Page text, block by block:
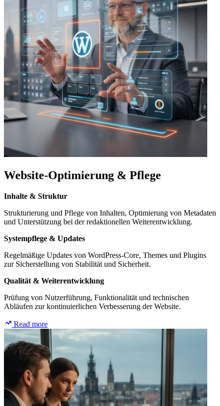
Website-Optimierung & Pflege
Inhalte & Struktur
Strukturierung und Pflege von Inhalten, Optimierung von Metadaten
und Unterstützung bei der redaktionellen Weiterentwicklung.
Systempflege & Updates
Regelmäßige Updates von WordPress-Core, Themes und Plugins
zur Sicherstellung von Stabilität und Sicherheit.
Qualität & Weiterentwicklung
Prüfung von Nutzerführung, Funktionalität und technischen
Abläufen zur kontinuierlichen Verbesserung der Website.
Read more